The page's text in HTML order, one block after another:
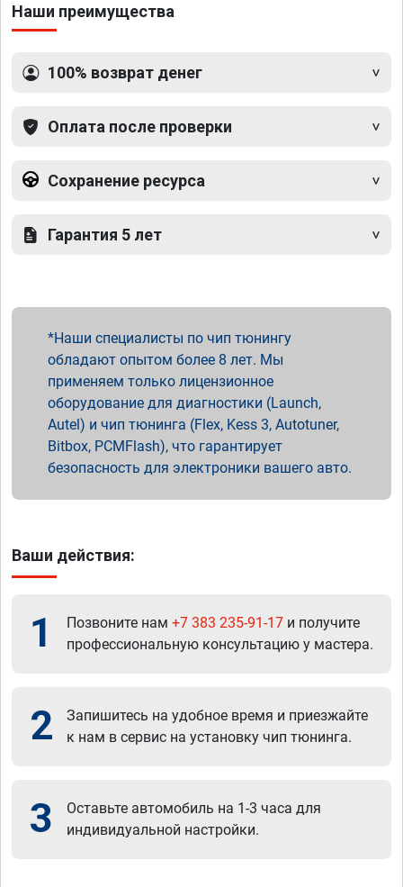
Наши преимущества
100% возврат денег
Оплата после проверки
Сохранение ресурса
Гарантия 5 лет
Наши специалисты по чип тюнингу
обладают опытом более 8 лет. Мы
применяем только лицензионное
оборудование для диагностики (Launch,
Autel) и чип тюнинга (Flex, Kess 3, Autotuner,
Bitbox, PCMFlash), что гарантирует
безопасность для электроники вашего авто.
Ваши действия:
1 Позвоните нам +7 383 235-91-17 и получите
профессиональную консультацию у мастера.
2
Запишитесь на удобное время и приезжайте
к нам в сервис на установку чип тюнинга.
3
Оставьте автомобиль на 1-3 часа для
индивидуальной настройки.